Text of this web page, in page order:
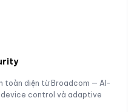
toàn diện từ Broadcom — AI-
control và adaptive